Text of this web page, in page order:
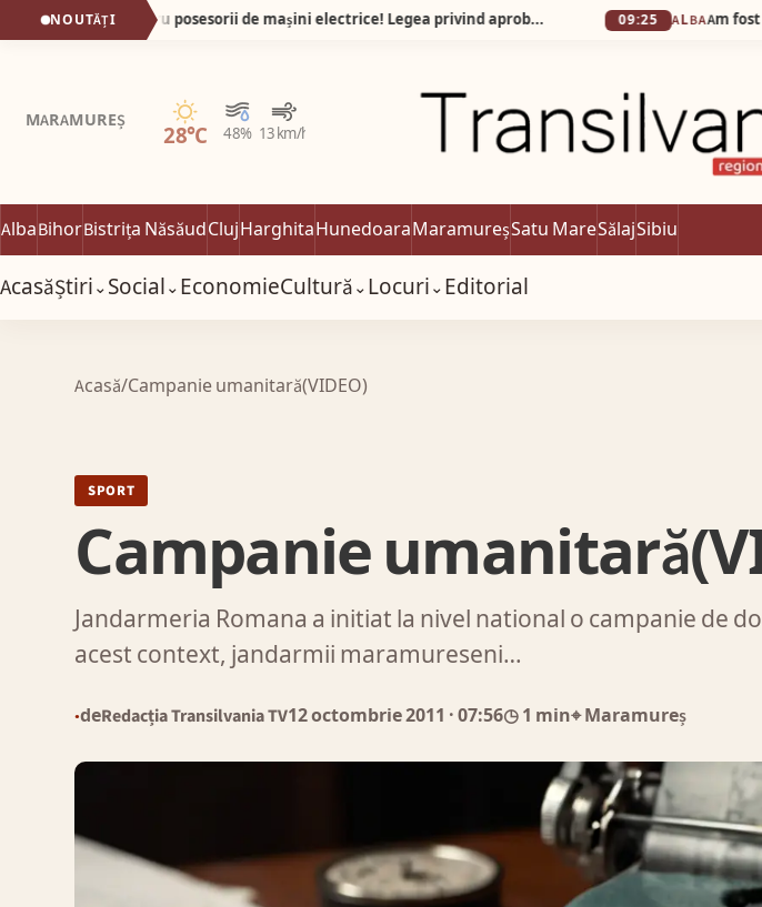
NOUTĂȚI O veste foarte bună pentru posesorii de mașini electrice! Legea privind aprobarea Ordonanței de Urgență nr. 4/2026 a fost promulgată de președintele României și publicată în Monitorul Oficial. ALBA
MARAMUREȘ
28°C 48% 13 km/h
Senin
AlbaBihorBistrița NăsăudClujHarghitaHunedoaraMaramureșSatu MareSălajSibiu
AcasăȘtiri⌄Social⌄EconomieCultură⌄Locuri⌄Editorial
Acasă/Campanie umanitară(VIDEO)
SPORT
Campanie
Jandarmeria Romana a initiat la nivel national o campanie de
acest context, jandarmii maramureseni…
●deRedacția Transilvania TV12 octombrie 2011 · 07:56◷ 1 min⌖ Maramureș